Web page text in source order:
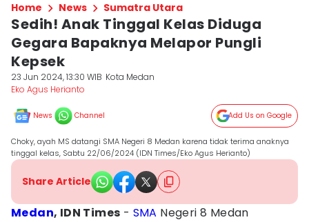
Home News Sumatra Utara
Sedih! Anak Tinggal Kelas Diduga
Gegara Bapaknya Melapor Pungli
Kepsek
23 Jun 2024, 13:30 WIB Kota Medan
Eko Agus Herianto
News Channel Add Us on Google
Choky, ayah MS datangi SMA Negeri 8 Medan karena tidak terima anaknya
tinggal kelas, Sabtu 22/06/2024 (IDN Times/Eko Agus Herianto)
Share Article
Medan, IDN Times - SMA Negeri 8 Medan